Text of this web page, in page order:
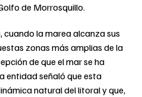
de Morrosquillo.
la marea alcanza sus
zonas más amplias de la
de que el mar se ha
entidad señaló que esta
natural del litoral y que,